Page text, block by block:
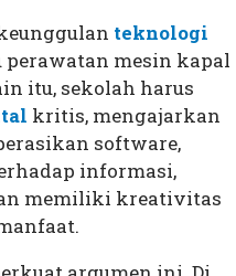
teknologi
perawatan mesin kapal
itu, sekolah harus
kritis, mengajarkan
software,
informasi,
memiliki kreativitas